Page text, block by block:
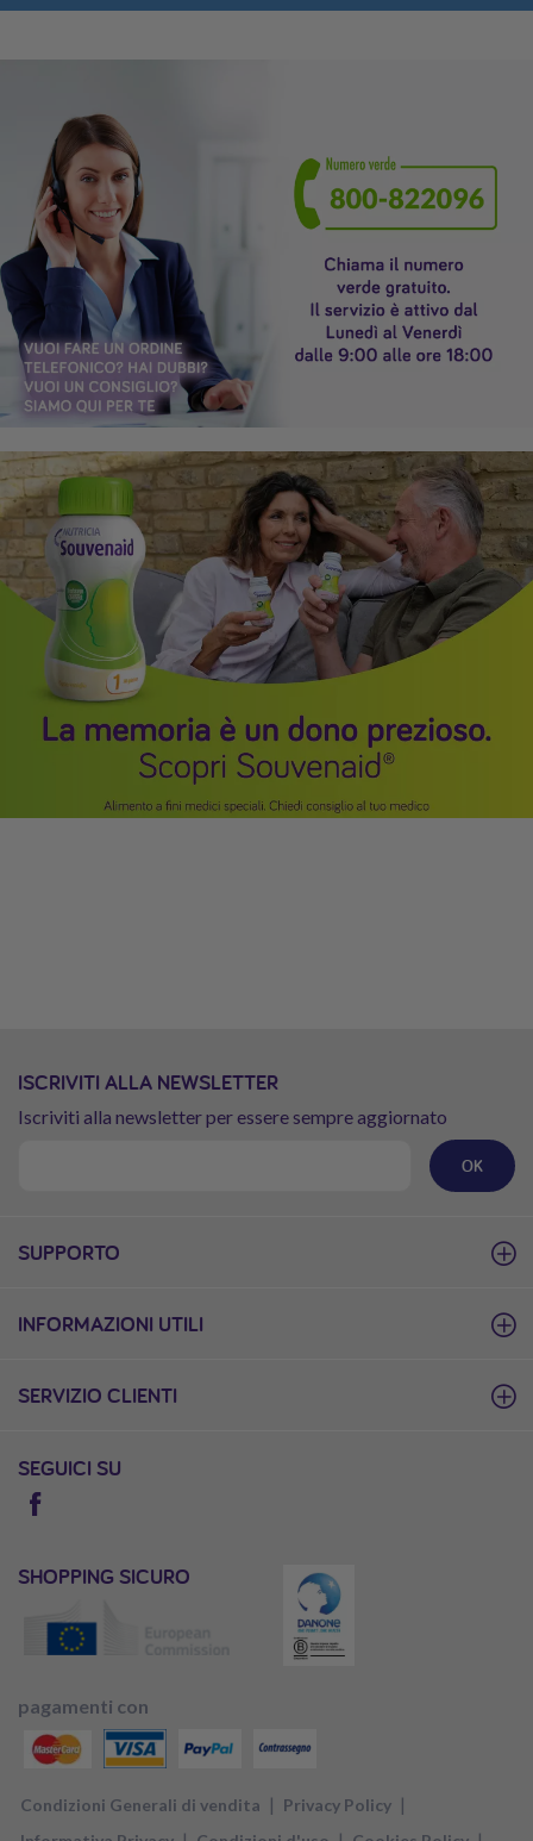
ISCRIVITI ALLA NEWSLETTER
Iscriviti alla newsletter per essere sempre aggiornato
OK
SUPPORTO
INFORMAZIONI UTILI
SERVIZIO CLIENTI
SEGUICI SU
SHOPPING SICURO
pagamenti con
Condizioni Generali di vendita | Privacy Policy |